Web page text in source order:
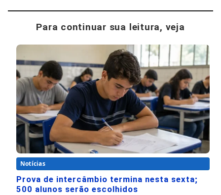
Para continuar sua leitura, veja
Notícias
Prova de intercâmbio termina nesta sexta;
500 alunos serão escolhidos